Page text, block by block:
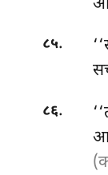
८५.
८६.